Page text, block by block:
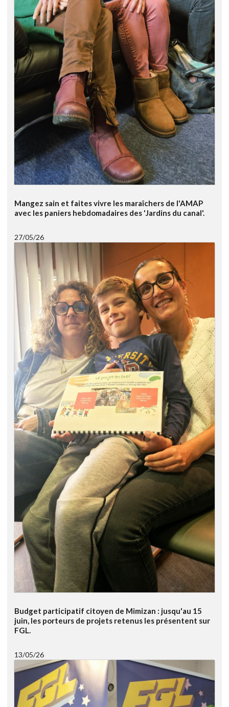
Mangez sain et faites vivre les maraîchers de l'AMAP
avec les paniers hebdomadaires des 'Jardins du canal'.
27/05/26
Budget participatif citoyen de Mimizan : jusqu'au 15
juin, les porteurs de projets retenus les présentent sur
FGL.
13/05/26